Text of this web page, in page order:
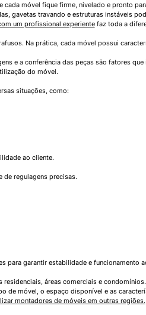
cada móvel fique firme, nivelado e pronto
gavetas travando e estruturas instáveis
um profissional experientefaz toda a
Na prática, cada móvel possui
e a conferência das peças são fatores
do móvel.
situações, como:
ao cliente.
de regulagens precisas.
para garantir estabilidade e funcionamento
residenciais, áreas comerciais e condomínios.
de móvel, o espaço disponível e as
montadores de móveis em outras regiões.